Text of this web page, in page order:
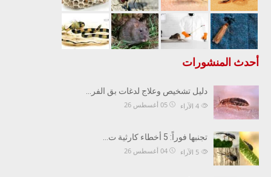
أحدث المنشورات
دليل تشخيص وعلاج لدغات بق الفر…
05 أغسطس 26 الآراء
تجنبها فوراً: 5 أخطاء كارثية ت…
04 أغسطس 26 الآراء